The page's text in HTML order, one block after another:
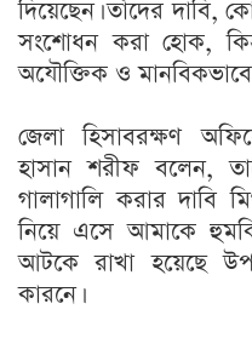
দিয়েছেন। তাঁদের দাবি,
সংশোধন করা হোক,
অযৌক্তিক ও মানবিকভাবে
জেলা হিসাবরক্ষণ
হাসান শরীফ বলেন,
গালাগালি করার দাবি
নিয়ে এসে আমাকে
আটকে রাখা হয়েছে
কারনে।